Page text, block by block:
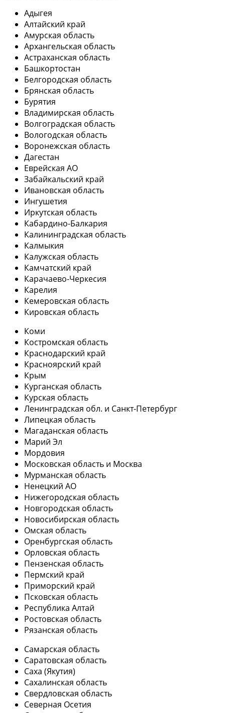
Адыгея
Алтайский край
Амурская область
Архангельская область
Астраханская область
Башкортостан
Белгородская область
Брянская область
Бурятия
Владимирская область
Волгоградская область
Вологодская область
Воронежская область
Дагестан
Еврейская АО
Забайкальский край
Ивановская область
Ингушетия
Иркутская область
Кабардино-Балкария
Калининградская область
Калмыкия
Калужская область
Камчатский край
Карачаево-Черкесия
Карелия
Кемеровская область
Кировская область
Коми
Костромская область
Краснодарский край
Красноярский край
Крым
Курганская область
Курская область
Ленинградская обл. и Санкт-Петербург
Липецкая область
Магаданская область
Марий Эл
Мордовия
Московская область и Москва
Мурманская область
Ненецкий АО
Нижегородская область
Новгородская область
Новосибирская область
Омская область
Оренбургская область
Орловская область
Пензенская область
Пермский край
Приморский край
Псковская область
Республика Алтай
Ростовская область
Рязанская область
Самарская область
Саратовская область
Саха (Якутия)
Сахалинская область
Свердловская область
Северная Осетия